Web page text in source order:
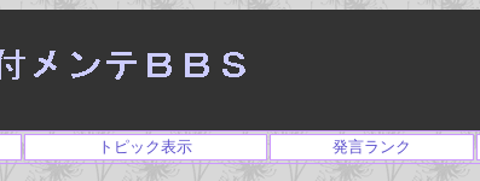
トピック表示 発言ランク